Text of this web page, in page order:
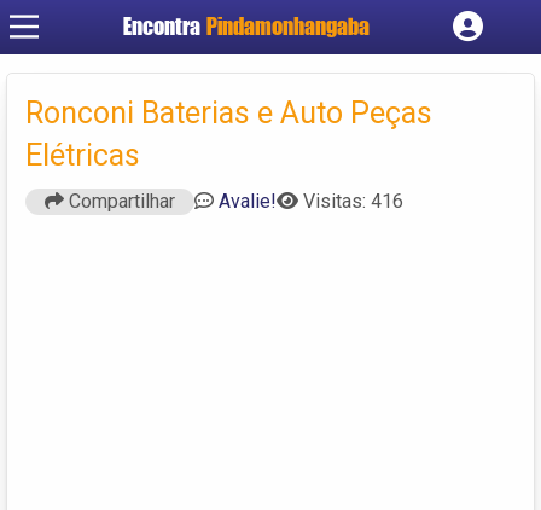
Encontra Pindamonhangaba
Cadastrar empresa
Criar conta
Ronconi Baterias e Auto Peças
Elétricas
Compartilhar Avalie! Visitas: 416